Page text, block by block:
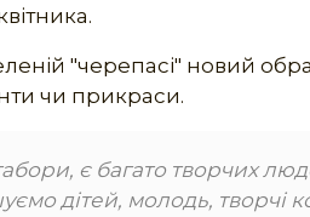
"черепасі" новий
чи прикраси.
є багато творчих
дітей, молодь, творчі